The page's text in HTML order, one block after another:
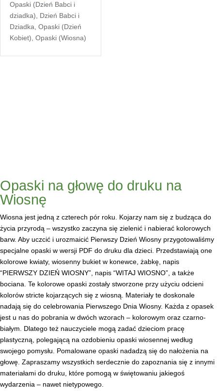
Opaski (Dzień Babci i
dziadka)
Dzień Babci i
Dziadka Opaski (Dzień
Kobiet) Opaski (Wiosna)
Opaski na głowę do druku na
Wiosnę
Wiosna jest jedną z czterech pór roku. Kojarzy nam się z budząca do
życia przyrodą – wszystko zaczyna się zielenić i nabierać kolorowych
barw. Aby uczcić i urozmaicić Pierwszy Dzień Wiosny przygotowaliśmy
specjalne opaski w wersji PDF do druku dla dzieci. Przedstawiają one
kolorowe kwiaty, wiosenny bukiet w konewce, żabkę, napis
“PIERWSZY DZIEŃ WIOSNY”, napis “WITAJ WIOSNO”, a także
bociana. Te kolorowe opaski zostały stworzone przy użyciu odcieni
kolorów stricte kojarzących się z wiosną. Materiały te doskonale
nadają się do celebrowania Pierwszego Dnia Wiosny. Każda z opasek
jest u nas do pobrania w dwóch wzorach – kolorowym oraz czarno-
białym. Dlatego też nauczyciele mogą zadać dzieciom pracę
plastyczną, polegającą na ozdobieniu opaski wiosennej według
swojego pomysłu. Pomalowane opaski nadadzą się do nałożenia na
głowę. Zapraszamy wszystkich serdecznie do zapoznania się z innymi
materiałami do druku, które pomogą w świętowaniu jakiegoś
wydarzenia – nawet nietypowego.